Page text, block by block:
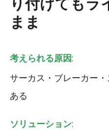
まま
考えられる原因:
サーカス・ブレーカー
ある
ソリューション: